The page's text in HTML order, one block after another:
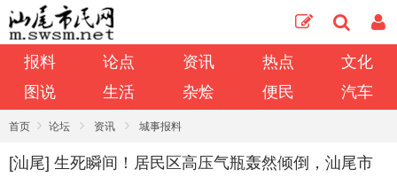
报料 论点 资讯 热点
文化
图说
生活 杂烩 便民 汽车
首页 › 论坛 › 资讯 › 城事报料
[汕尾] 生死瞬间！居民区高压气瓶轰然倾倒，汕尾市